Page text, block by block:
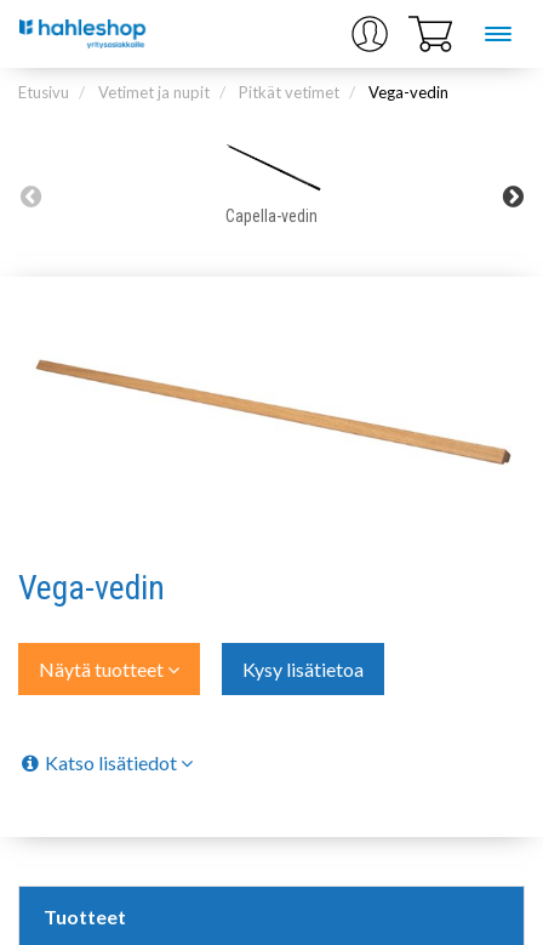
Etusivu Vetimet ja nupit Pitkät vetimet Vega-vedin
Capella-vedin
Vega-vedin
Näytä tuotteet Kysy lisätietoa
Katso lisätiedot
Tuotteet